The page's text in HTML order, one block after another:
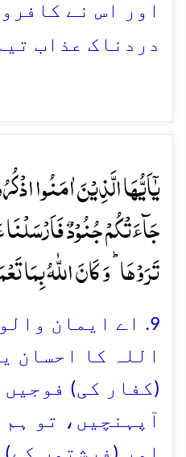
اور اس نے
دردناک عذاب
یٰۤاَیُّہَا الَّذِیۡنَ اٰمَنُوا
جَآءَتۡکُمۡ جُنُوۡدٌ
تَرَوۡہَا ؕ وَ کَانَ اللّٰہُ بِمَا
9. اے ایمان
اللہ کا احسان
(کفار کی) فوجیں
آپہنچیں، تو ہم